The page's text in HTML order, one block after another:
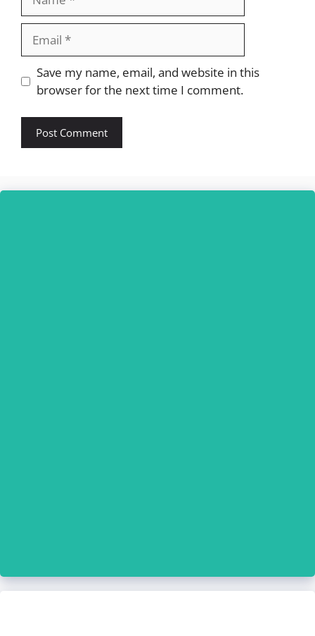
Website
Save my name, email, and website in this
browser for the next time I comment.